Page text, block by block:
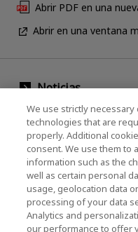
Abrir PDF en una
Abrir en una ventana
Noticias
Evento
Comuníquese con
KIOXIA Holdings
Relaciones con
We use strictly
technologies that are
properly. Additional
consent. We use them to
information such as the
well as certain personal
usage, geolocation data
processing of your data
Analytics and
our performance to offer